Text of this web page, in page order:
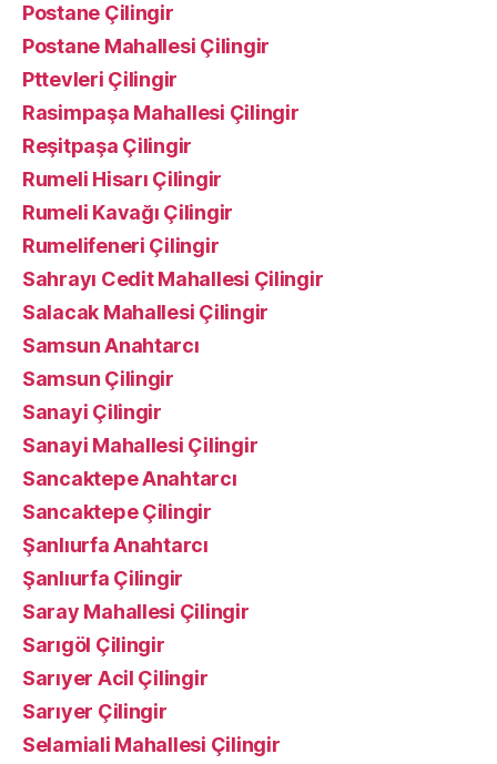
Postane Çilingir
Postane Mahallesi Çilingir
Pttevleri Çilingir
Rasimpaşa Mahallesi Çilingir
Reşitpaşa Çilingir
Rumeli Hisarı Çilingir
Rumeli Kavağı Çilingir
Rumelifeneri Çilingir
Sahrayı Cedit Mahallesi Çilingir
Salacak Mahallesi Çilingir
Samsun Anahtarcı
Samsun Çilingir
Sanayi Çilingir
Sanayi Mahallesi Çilingir
Sancaktepe Anahtarcı
Sancaktepe Çilingir
Şanlıurfa Anahtarcı
Şanlıurfa Çilingir
Saray Mahallesi Çilingir
Sarıgöl Çilingir
Sarıyer Acil Çilingir
Sarıyer Çilingir
Selamiali Mahallesi Çilingir